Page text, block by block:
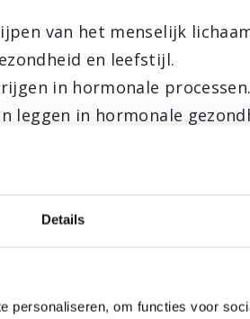
Details
personaliseren, om functies voor
van het menselijk
en leefstijl.
in hormonale processen.
leggen in hormonale